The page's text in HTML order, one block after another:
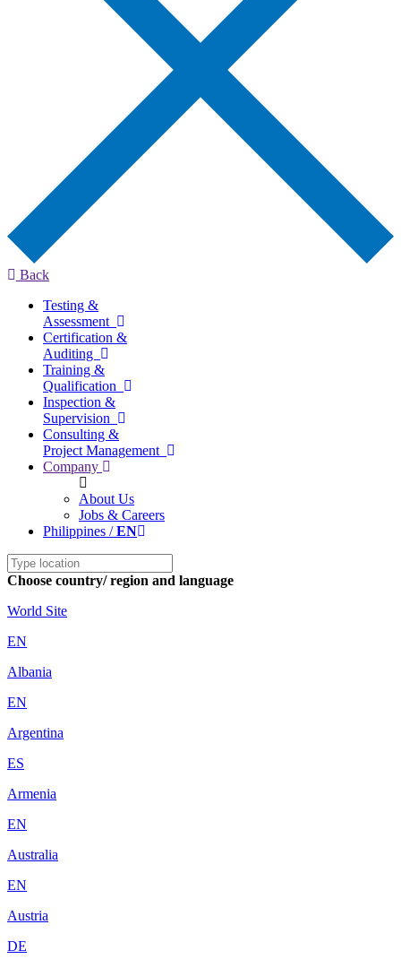
Back
Testing &
Assessment
Certification &
Auditing
Training &
Qualification
Inspection &
Supervision
Consulting &
Project Management
Company
About Us
Jobs & Careers
Philippines /EN
Choose country/ region and language
World Site
EN
Albania
EN
Argentina
ES
Armenia
EN
Australia
EN
Austria
DE